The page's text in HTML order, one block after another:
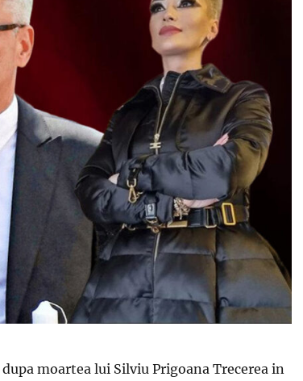
moartea lui Silviu Prigoana Trecerea in